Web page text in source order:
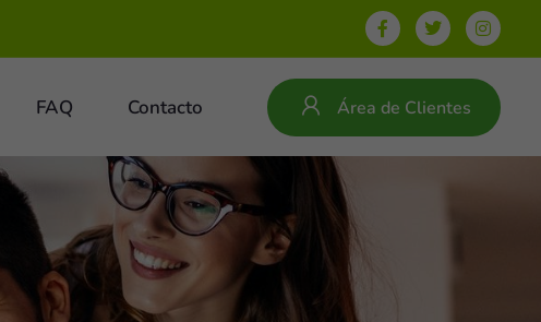
FAQ Contacto Área de Clientes